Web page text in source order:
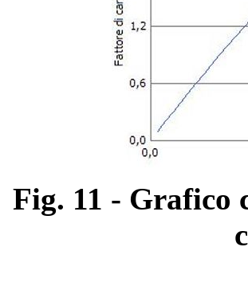
Fig. 11 - Grafico